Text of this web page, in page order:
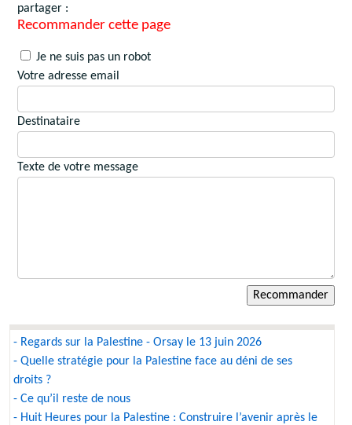
partager :
Recommander cette page
Je ne suis pas un robot
Votre adresse email
Destinataire
Texte de votre message
- Regards sur la Palestine - Orsay le 13 juin 2026
- Quelle stratégie pour la Palestine face au déni de ses
droits ?
- Ce qu’il reste de nous
- Huit Heures pour la Palestine : Construire l’avenir après le